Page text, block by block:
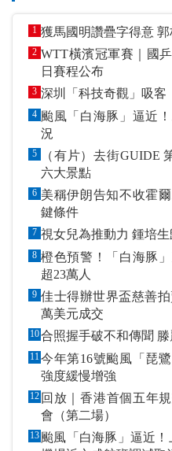
1 獲馬
2 WTT橫濱冠軍賽｜國
日賽程公布
3 深圳「科技奇觀」吸
4 颱風「白海豚」逼近
況
5
（有片）去街GUIDE
六大景點
6 美稱伊朗告知不收霍
鍵條件
7 視女兒為推動
8 橙色預警！「白海豚
超23萬人
9 佳士得辦世界盃慈善拍賣 BTS成員Jimin表演上
萬美元成交
10 合
11 今年第16號颱風「琵
強度緩慢增強
12 回放｜香港首個五年
會（第二場）
13 颱風「白海豚」逼近